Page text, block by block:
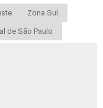
Zona Sul
de São Paulo